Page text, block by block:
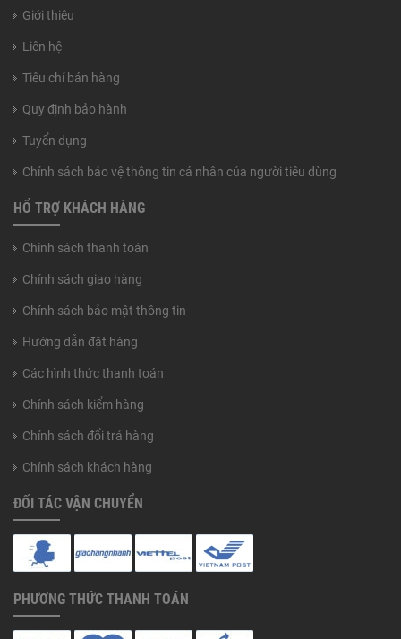
Giới thiệu
Liên hệ
Tiêu chí bán hàng
Quy định bảo hành
Tuyển dụng
Chính sách bảo vệ thông tin cá nhân của người tiêu dùng
HỔ TRỢ KHÁCH HÀNG
Chính sách thanh toán
Chính sách giao hàng
Chính sách bảo mật thông tin
Hướng dẫn đặt hàng
Các hình thức thanh toán
Chính sách kiểm hàng
Chính sách đổi trả hàng
Chính sách khách hàng
ĐỐI TÁC VẬN CHUYỂN
PHƯƠNG THỨC THANH TOÁN